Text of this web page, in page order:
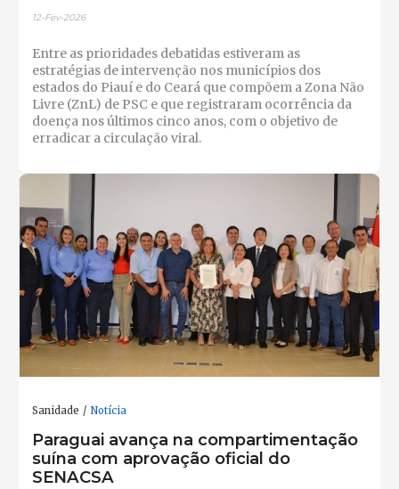
12-Fev-2026
Entre as prioridades debatidas estiveram as
estratégias de intervenção nos municípios dos
estados do Piauí e do Ceará que compõem a Zona Não
Livre (ZnL) de PSC e que registraram ocorrência da
doença nos últimos cinco anos, com o objetivo de
erradicar a circulação viral.
Sanidade Notícia
Paraguai avança na compartimentação
suína com aprovação oficial do
SENACSA